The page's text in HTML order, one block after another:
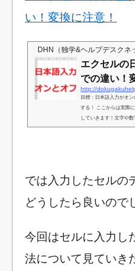
い！変換に注意！
DHN（独学&ヘルプデスクネ
エクセルの
での違い！
http://
目標：日本語入力がオ
する！ ここからは実際
していきます！文字や
オフにできますが、今
では入力したセルの
どうしたら良いので
今回はセルに入力し
法について見ていき